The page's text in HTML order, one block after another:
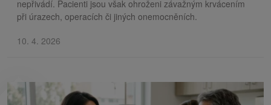
nepřivádí. Pacienti jsou však ohroženi závažným krvácením
při úrazech, operacích či jiných onemocněních.
10. 4. 2026